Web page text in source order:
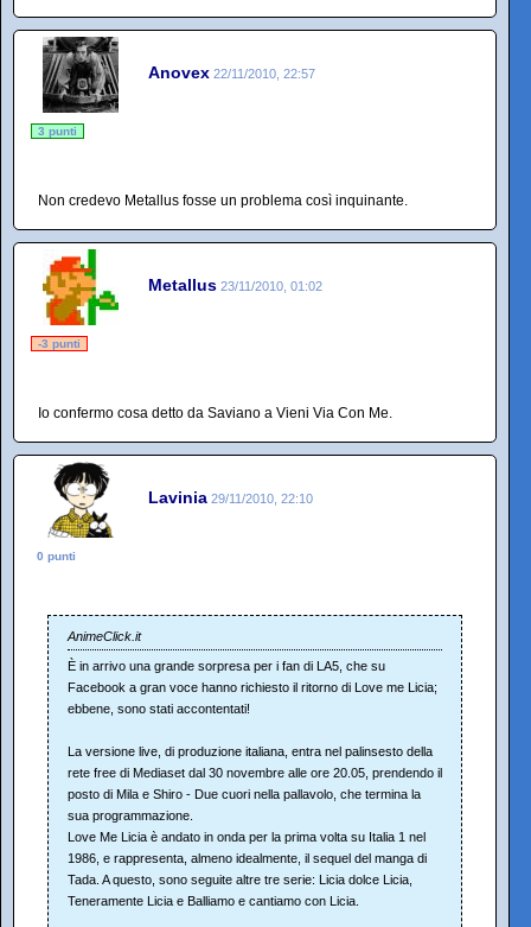
Anovex 22/11/2010, 22:57
3 punti
Non credevo Metallus fosse un problema così inquinante.
Metallus 23/11/2010, 01:02
-3 punti
Io confermo cosa detto da Saviano a Vieni Via Con Me.
Lavinia 29/11/2010, 22:10
0 punti
AnimeClick.it
È in arrivo una grande sorpresa per i fan di LA5, che su
Facebook a gran voce hanno richiesto il ritorno di Love me Licia;
ebbene, sono stati accontentati!
La versione live, di produzione italiana, entra nel palinsesto della
rete free di Mediaset dal 30 novembre alle ore 20.05, prendendo il
posto di Mila e Shiro - Due cuori nella pallavolo, che termina la
sua programmazione.
Love Me Licia è andato in onda per la prima volta su Italia 1 nel
1986, e rappresenta, almeno idealmente, il sequel del manga di
Tada. A questo, sono seguite altre tre serie: Licia dolce Licia,
Teneramente Licia e Balliamo e cantiamo con Licia.